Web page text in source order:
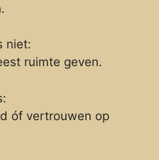
niet:
ruimte geven.
óf vertrouwen op